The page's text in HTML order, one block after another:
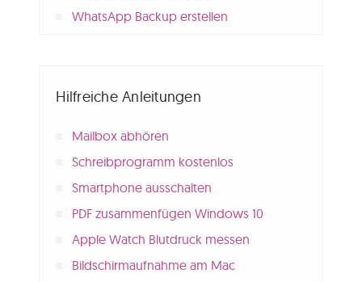
WhatsApp Backup erstellen
Hilfreiche Anleitungen
Mailbox abhören
Schreibprogramm kostenlos
Smartphone ausschalten
PDF zusammenfügen Windows 10
Apple Watch Blutdruck messen
Bildschirmaufnahme am Mac